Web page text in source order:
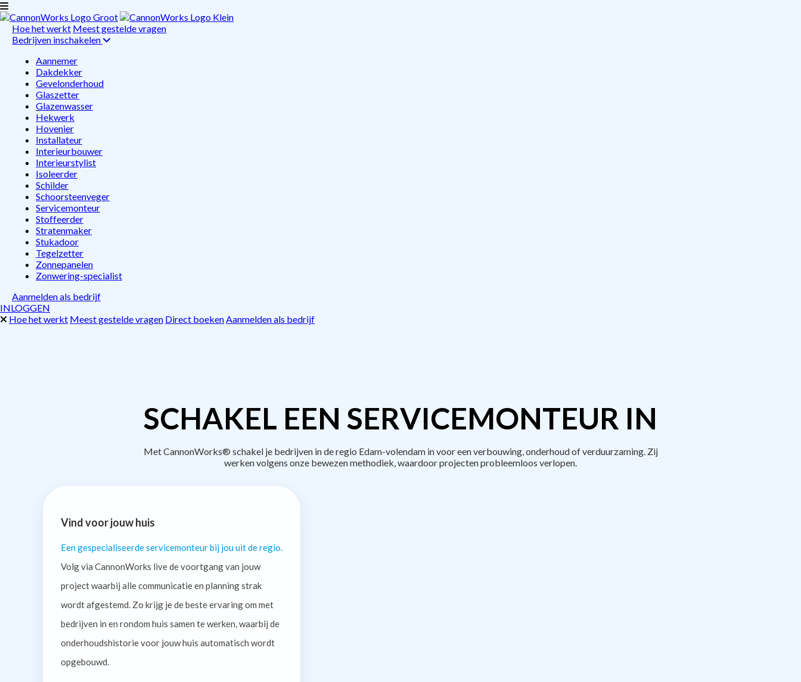
Hoe het werkt Meest gestelde vragen
Bedrijven inschakelen
Aannemer
Dakdekker
Gevelonderhoud
Glaszetter
Glazenwasser
Hekwerk
Hovenier
Installateur
Interieurbouwer
Interieurstylist
Isoleerder
Schilder
Schoorsteenveger
Servicemonteur
Stoffeerder
Stratenmaker
Stukadoor
Tegelzetter
Zonnepanelen
Zonwering-specialist
Aanmelden als bedrijf
INLOGGEN
Hoe het werkt Meest gestelde vragen Direct boekenAanmelden als bedrijf
SCHAKEL EEN SERVICEMONTEUR IN
Met CannonWorks® schakel je bedrijven in de regio Edam-volendam in voor een verbouwing, onderhoud of verduurzaming. Zij
werken volgens onze bewezen methodiek, waardoor projecten probleemloos verlopen.
Vind voor jouw huis
Een gespecialiseerde servicemonteur bij jou uit de regio.
Volg via CannonWorks live de voortgang van jouw
project waarbij alle communicatie en planning strak
wordt afgestemd. Zo krijg je de beste ervaring om met
bedrijven in en rondom huis samen te werken, waarbij de
onderhoudshistorie voor jouw huis automatisch wordt
opgebouwd.